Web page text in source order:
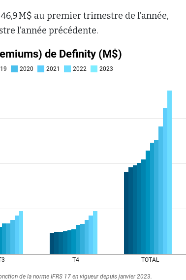
M$ au premier trimestre de l’année,
l’année précédente.